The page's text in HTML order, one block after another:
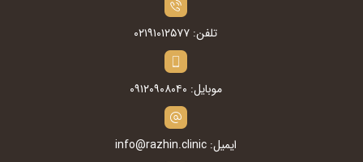
تلفن: ۰۲۱۹۱۰۱۲۵۷۷
موبایل: ۰۹۱۲۰۹۰۸۰۴۰
ایمیل: info@razhin.clinic